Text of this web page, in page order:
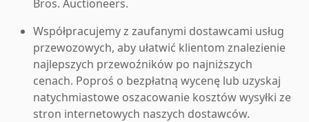
Bros. Auctioneers.
Współpracujemy z zaufanymi dostawcami usług
przewozowych, aby ułatwić klientom znalezienie
najlepszych przewoźników po najniższych
cenach. Poproś o bezpłatną wycenę lub uzyskaj
natychmiastowe oszacowanie kosztów wysyłki ze
stron internetowych naszych dostawców.